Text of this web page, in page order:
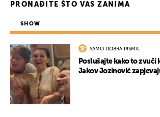
PRONAĐITE ŠTO VAS ZANIMA
SHOW
SAMO DOBRA PISMA
Poslušajte kako to zvuči
Jakov Jozinović